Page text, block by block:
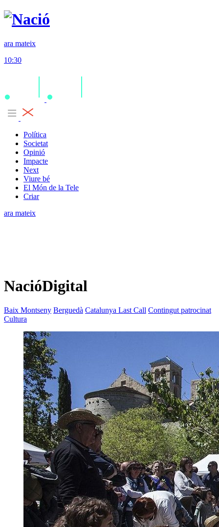
ara mateix
10:30
Política
Societat
Opinió
Impacte
Next
Viure bé
El Món de la Tele
Criar
ara mateix
NacióDigital
Baix Montseny Berguedà Catalunya Last Call Contingut patrocinat
Cultura